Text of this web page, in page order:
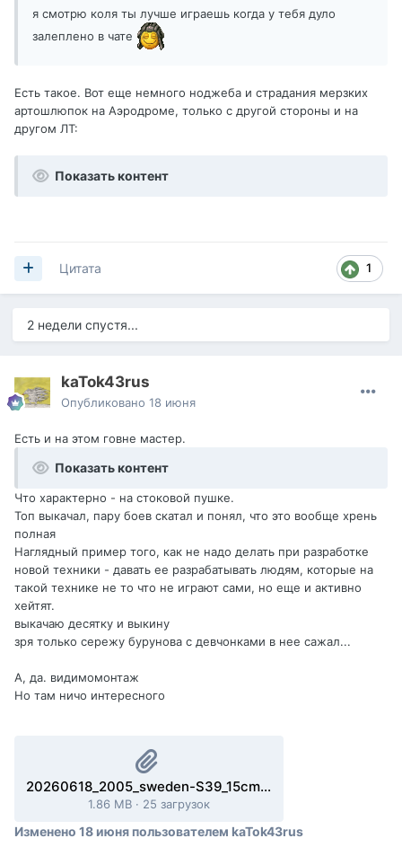
я смотрю коля ты лучше играешь когда у тебя дуло
залеплено в чате
Есть такое. Вот еще немного ноджеба и страдания мерзких
артошлюпок на Аэродроме, только с другой стороны и на
другом ЛТ:
Показать контент
1
Цитата
2 недели спустя...
kaTok43rus
Опубликовано 18 июня
Есть и на этом говне мастер.
Показать контент
Что характерно - на стоковой пушке.
Топ выкачал, пару боев скатал и понял, что это вообще хрень
полная
Наглядный пример того, как не надо делать при разработке
новой техники - давать ее разрабатывать людям, которые на
такой технике не то что не играют сами, но еще и активно
хейтят.
выкачаю десятку и выкину
зря только сережу бурунова с девчонками в нее сажал...
А, да. видимомонтаж
Но там ничо интересного
20260618_2005_sweden-S39_15cm_AKV60_Utkast_1_14_siegfried_line.mtreplay
1.86 MB · 25 загрузок
Изменено 18 июня пользователем kaTok43rus